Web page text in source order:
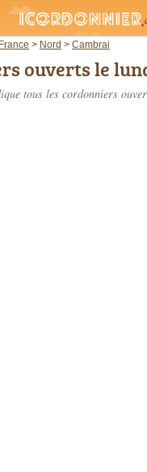
> Nord > Cambrai
ouverts le
tous les cordonniers